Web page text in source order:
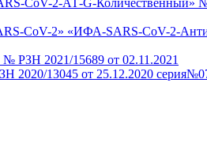
CoV-2» «ИФА-SARS-CoV-2-
№ РЗН 2021/15689 от 02.11.2021
2020/13045 от 25.12.2020